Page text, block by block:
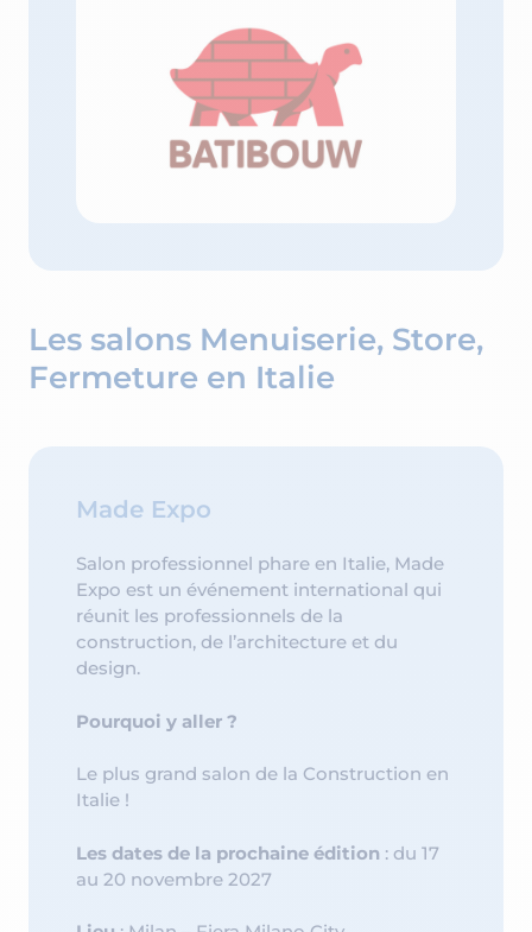
Les salons Menuiserie, Store,
Fermeture en Italie
Made Expo
Salon professionnel phare en Italie, Made
Expo est un événement international qui
réunit les professionnels de la
construction, de l’architecture et du
design.
Pourquoi y aller ?
Le plus grand salon de la Construction en
Italie !
Les dates de la prochaine édition : du 17
au 20 novembre 2027